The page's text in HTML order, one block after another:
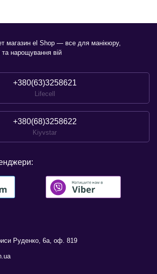
магазин el Shop — все для манікюру,
та нарощування вій
+380(63)3258621
Lifecell
+380(68)3258622
Kiyvstar
Руденко, 6а, оф. 819